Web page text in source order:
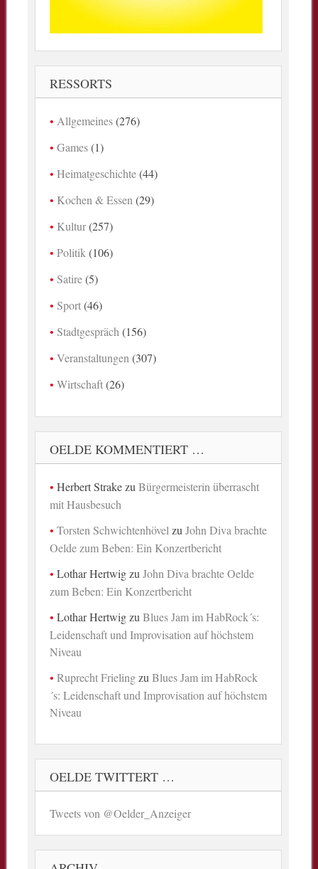
RESSORTS
Allgemeines(276)
Games(1)
Heimatgeschichte(44)
Kochen & Essen (29)
Kultur(257)
Politik (106)
Satire(5)
Sport(46)
Stadtgespräch (156)
Veranstaltungen (307)
Wirtschaft(26)
OELDE KOMMENTIERT …
Herbert StrakezuBürgermeisterin überrascht
mit Hausbesuch
Torsten Schwichtenhövel zuJohn Diva brachte
Oelde zum Beben: Ein Konzertbericht
Lothar HertwigzuJohn Diva brachte Oelde
zum Beben: Ein Konzertbericht
Lothar HertwigzuBlues Jam im HabRock´s:
Leidenschaft und Improvisation auf höchstem
Niveau
Ruprecht FrielingzuBlues Jam im HabRock
´s: Leidenschaft und Improvisation auf höchstem
Niveau
OELDE TWITTERT …
Tweets von @Oelder_Anzeiger